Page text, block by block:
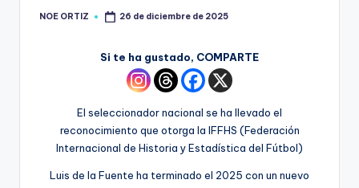
NOE ORTIZ 26 de diciembre de 2025
Si te ha gustado, COMPARTE
El seleccionador nacional se ha llevado el
reconocimiento que otorga la IFFHS (Federación
Internacional de Historia y Estadística del Fútbol)
Luis de la Fuente ha terminado el 2025 con un nuevo